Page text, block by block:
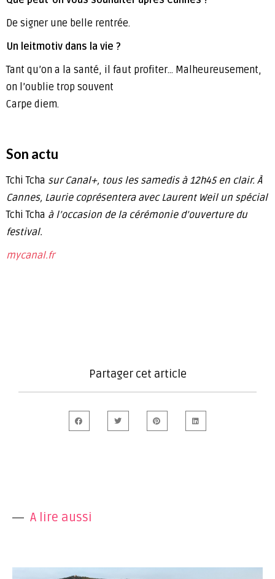
De signer une belle rentrée.
Un leitmotiv dans la vie ?
Tant qu’on a la santé, il faut profiter… Malheureusement,
on l’oublie trop souvent
Carpe diem.
Son actu
Tchi Tcha sur Canal+, tous les samedis à 12h45 en clair. À
Cannes, Laurie coprésentera avec Laurent Weil un spécial
Tchi Tcha à l’occasion de la cérémonie d’ouverture du
festival.
mycanal.fr
Partager cet article
A lire aussi